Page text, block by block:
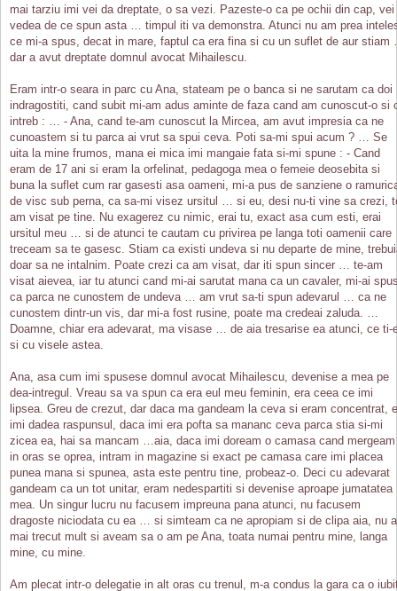
mai tarziu imi vei da dreptate, o sa vezi. Pazeste-o ca pe ochii din cap, vei
vedea de ce spun asta … timpul iti va demonstra. Atunci nu am prea
ce mi-a spus, decat in mare, faptul ca era fina si cu un suflet de aur
dar a avut dreptate domnul avocat Mihailescu.
Eram intr-o seara in parc cu Ana, stateam pe o banca si ne sarutam ca doi
indragostiti, cand subit mi-am adus aminte de faza cand am cunoscut-o si
intreb : … - Ana, cand te-am cunoscut la Mircea, am avut impresia ca ne
cunoastem si tu parca ai vrut sa spui ceva. Poti sa-mi spui acum ? … Se
uita la mine frumos, mana ei mica imi mangaie fata si-mi spune : - Cand
eram de 17 ani si eram la orfelinat, pedagoga mea o femeie deosebita si
buna la suflet cum rar gasesti asa oameni, mi-a pus de sanziene o
de visc sub perna, ca sa-mi visez ursitul … si eu, desi nu-ti vine sa crezi,
am visat pe tine. Nu exagerez cu nimic, erai tu, exact asa cum esti, erai
ursitul meu … si de atunci te cautam cu privirea pe langa toti oamenii care
treceam sa te gasesc. Stiam ca existi undeva si nu departe de mine,
doar sa ne intalnim. Poate crezi ca am visat, dar iti spun sincer … te-am
visat aievea, iar tu atunci cand mi-ai sarutat mana ca un cavaler, mi-ai
ca parca ne cunostem de undeva … am vrut sa-ti spun adevarul … ca ne
cunostem dintr-un vis, dar mi-a fost rusine, poate ma credeai zaluda. …
Doamne, chiar era adevarat, ma visase … de aia tresarise ea atunci, ce ti-
si cu visele astea.
Ana, asa cum imi spusese domnul avocat Mihailescu, devenise a mea pe
dea-intregul. Vreau sa va spun ca era eul meu feminin, era ceea ce imi
lipsea. Greu de crezut, dar daca ma gandeam la ceva si eram concentrat,
imi dadea raspunsul, daca imi era pofta sa mananc ceva parca stia si-mi
zicea ea, hai sa mancam …aia, daca imi doream o camasa cand mergeam
in oras se oprea, intram in magazine si exact pe camasa care imi placea
punea mana si spunea, asta este pentru tine, probeaz-o. Deci cu adevarat
gandeam ca un tot unitar, eram nedespartiti si devenise aproape jumatatea
mea. Un singur lucru nu facusem impreuna pana atunci, nu facusem
dragoste niciodata cu ea … si simteam ca ne apropiam si de clipa aia, nu a
mai trecut mult si aveam sa o am pe Ana, toata numai pentru mine, langa
mine, cu mine.
Am plecat intr-o delegatie in alt oras cu trenul, m-a condus la gara ca o